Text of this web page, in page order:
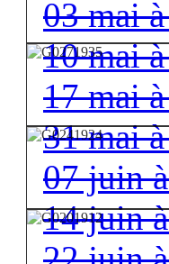
03 mai
10 mai
17 mai
31 mai
07 juin
14 juin